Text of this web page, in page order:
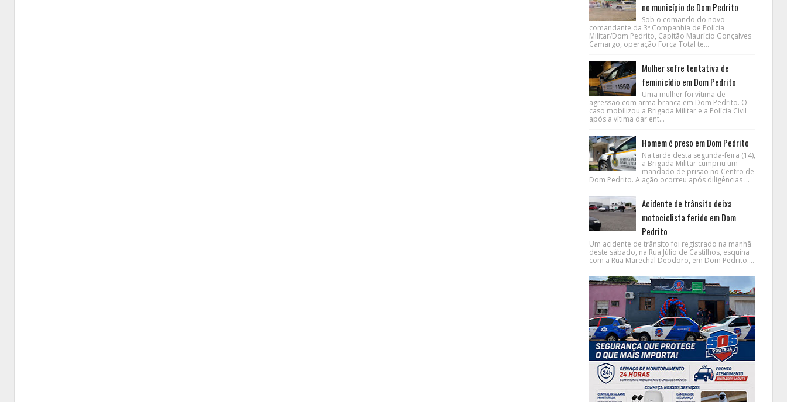
no município de Dom Pedrito
Sob o comando do novo
comandante da 3ª Companhia de Polícia
Militar/Dom Pedrito, Capitão Maurício Gonçalves
Camargo, operação Força Total te...
Mulher sofre tentativa de
feminicídio em Dom Pedrito
Uma mulher foi vítima de
agressão com arma branca em Dom Pedrito. O
caso mobilizou a Brigada Militar e a Polícia Civil
após a vítima dar ent...
Homem é preso em Dom Pedrito
Na tarde desta segunda-feira (14),
a Brigada Militar cumpriu um
mandado de prisão no Centro de
Dom Pedrito. A ação ocorreu após diligências ...
Acidente de trânsito deixa
motociclista ferido em Dom
Pedrito
Um acidente de trânsito foi registrado na manhã
deste sábado, na Rua Júlio de Castilhos, esquina
com a Rua Marechal Deodoro, em Dom Pedrito....